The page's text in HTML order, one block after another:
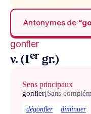
Antonymes de
gonfler
v. (1er gr.)
Sens principaux
gonfler[Sans
dégonfler diminuer